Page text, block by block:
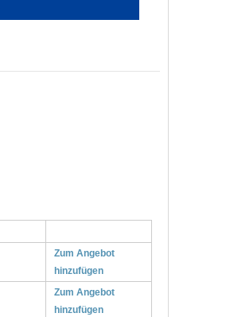
Zum Angebot
hinzufügen
Zum Angebot
hinzufügen